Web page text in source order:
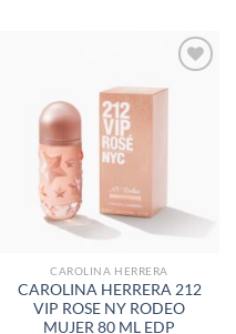
AÑADIR
CAROLINA HERRERA
CAROLINA HERRERA 212
VIP ROSE NY RODEO
MUJER 80 ML EDP